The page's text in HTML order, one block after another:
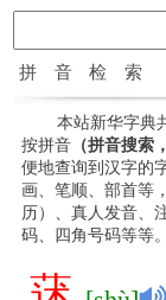
拼音检索
本站新华字典
按拼音（拼音搜索
便地查询到汉字的
画、笔顺、部首等
历）、真人发音、
码、四角号码等等。